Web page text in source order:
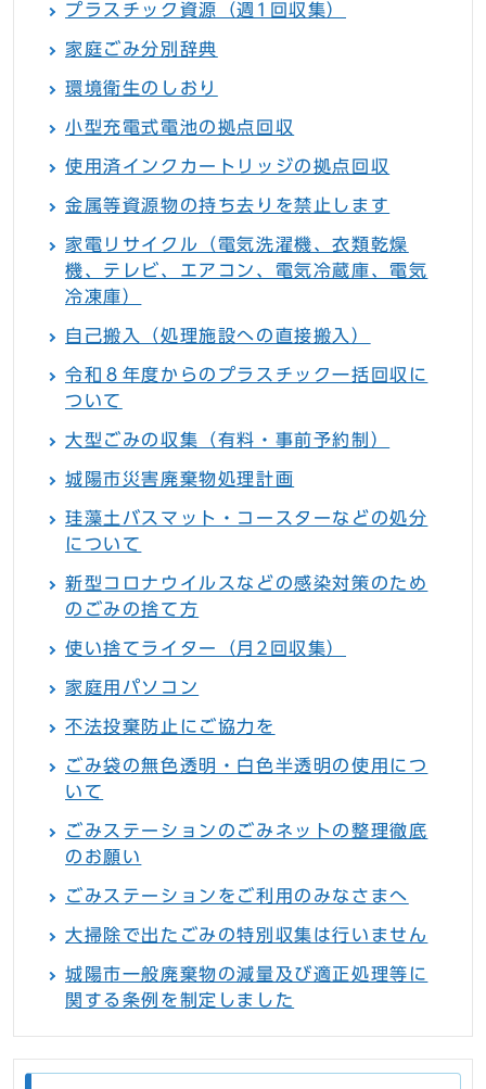
プラスチック資源（週1回収集）
家庭ごみ分別辞典
環境衛生のしおり
小型充電式電池の拠点回収
使用済インクカートリッジの拠点回収
金属等資源物の持ち去りを禁止します
家電リサイクル（電気洗濯機、衣類乾燥
機、テレビ、エアコン、電気冷蔵庫、電気
冷凍庫）
自己搬入（処理施設への直接搬入）
令和８年度からのプラスチック一括回収に
ついて
大型ごみの収集（有料・事前予約制）
城陽市災害廃棄物処理計画
珪藻土バスマット・コースターなどの処分
について
新型コロナウイルスなどの感染対策のため
のごみの捨て方
使い捨てライター（月2回収集）
家庭用パソコン
不法投棄防止にご協力を
ごみ袋の無色透明・白色半透明の使用につ
いて
ごみステーションのごみネットの整理徹底
のお願い
ごみステーションをご利用のみなさまへ
大掃除で出たごみの特別収集は行いません
城陽市一般廃棄物の減量及び適正処理等に
関する条例を制定しました